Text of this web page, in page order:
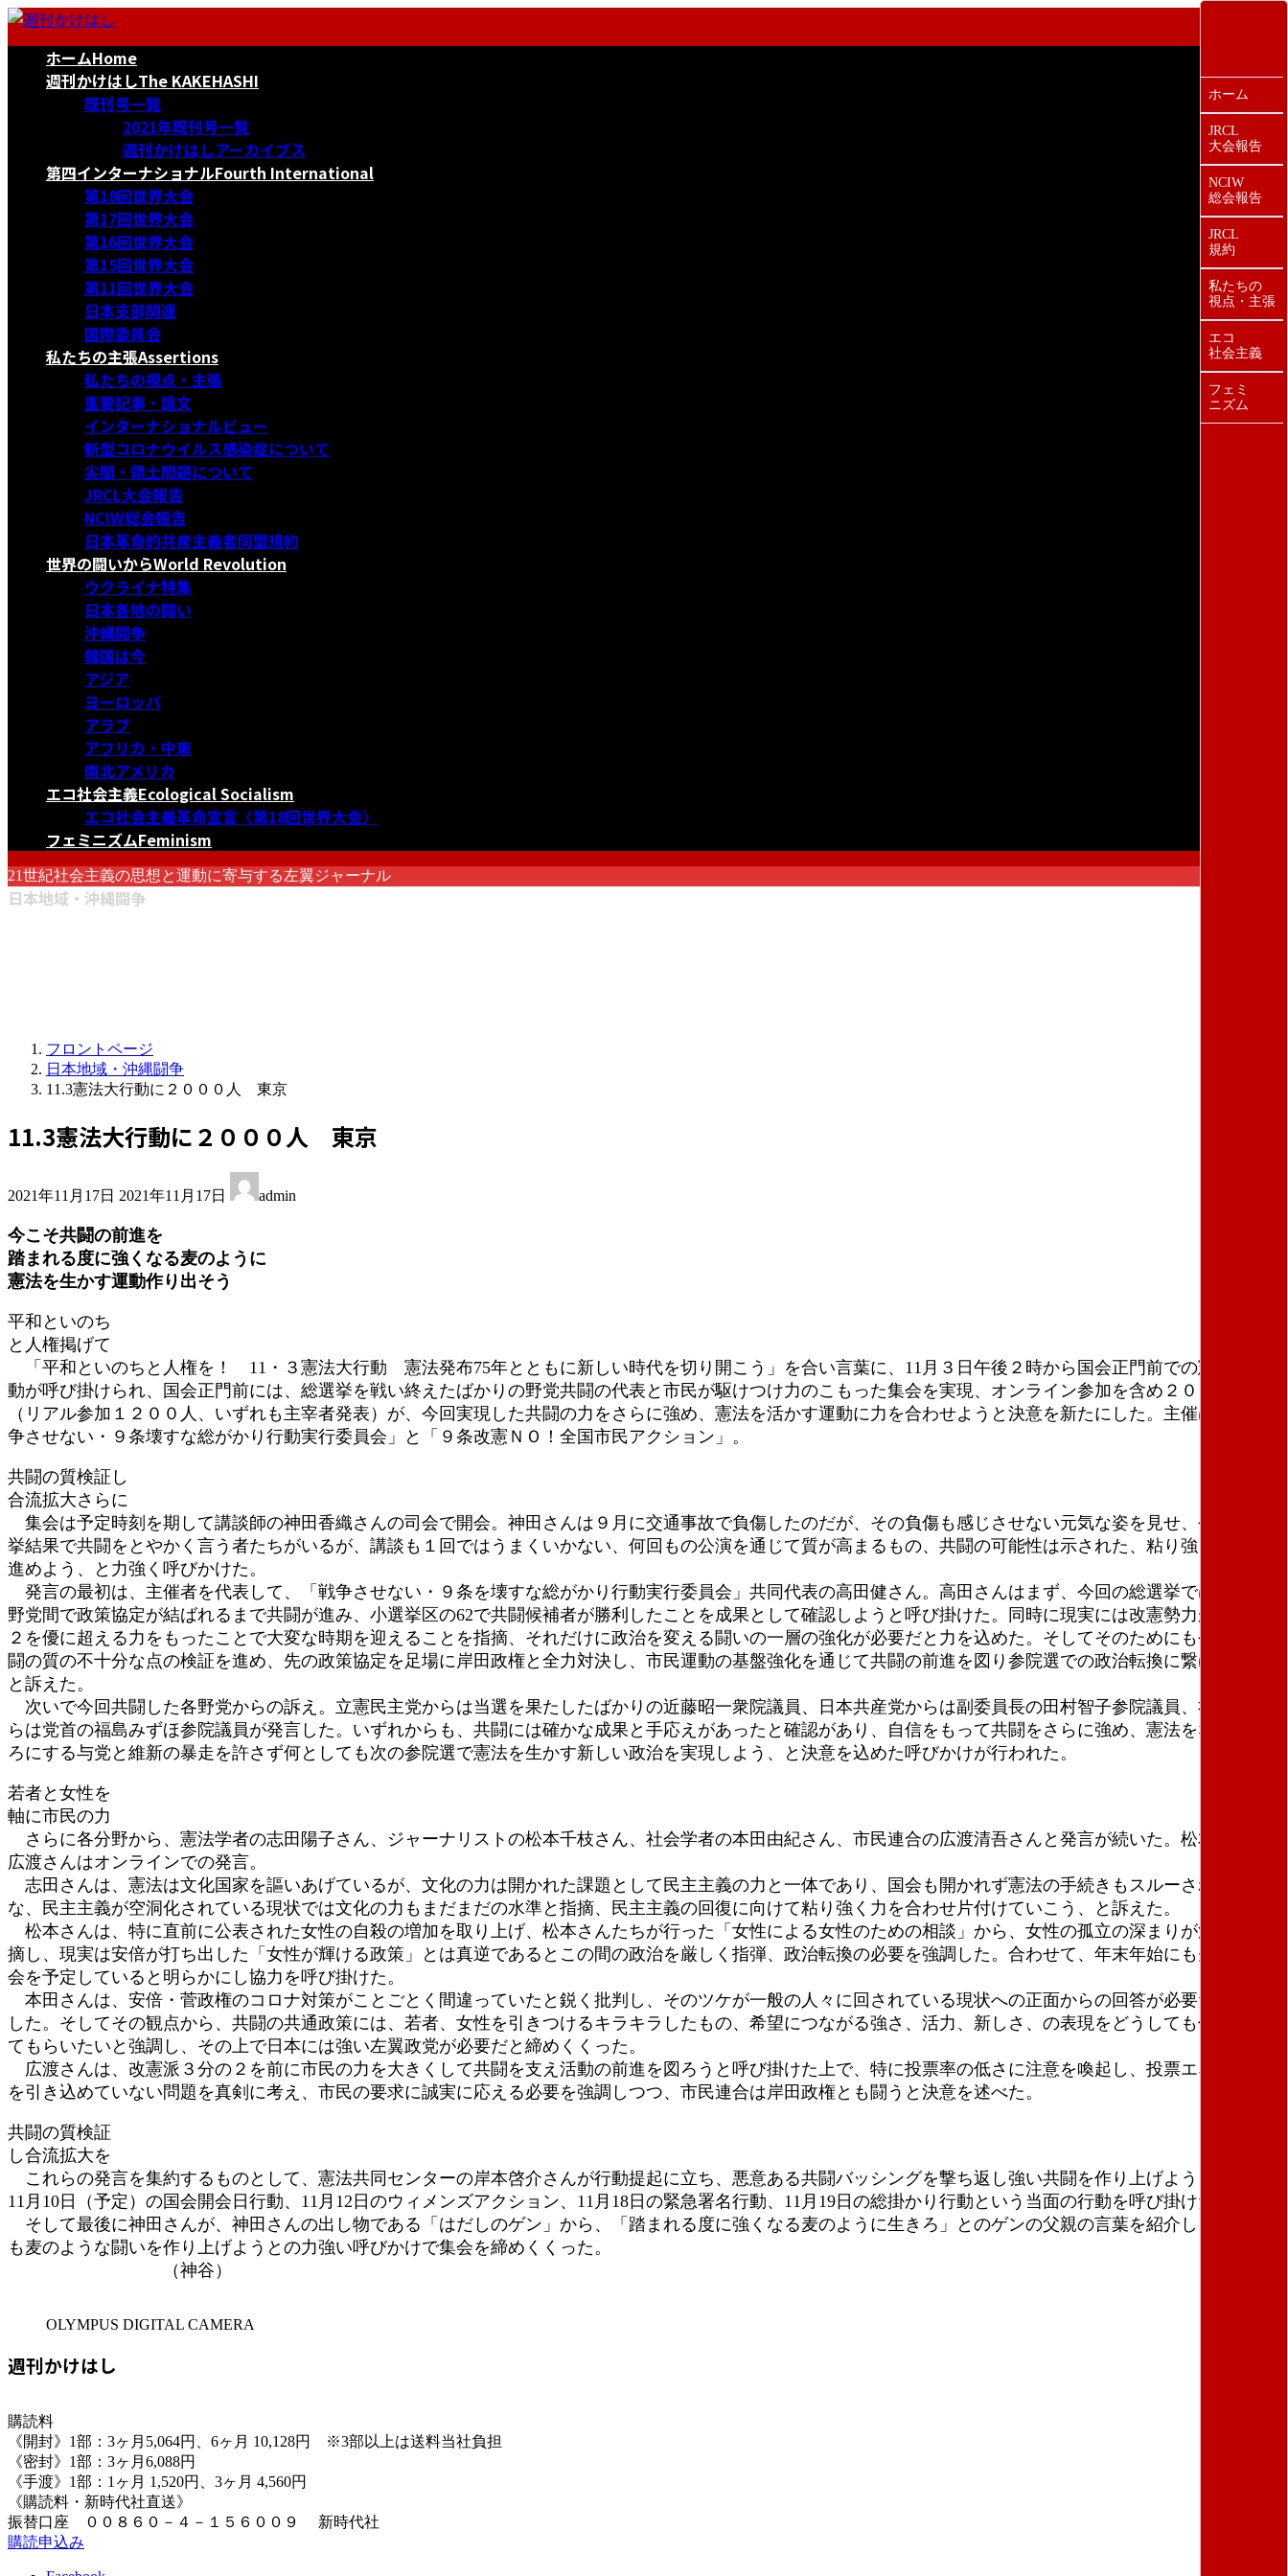
コ
ナ
ホームHome
週刊かけはしThe KAKEHASHI
既刊号一覧
2021年既刊号一覧
週刊かけはしアーカイブス
第四インターナショナルFourth International
第18回世界大会
第17回世界大会
第16回世界大会
第15回世界大会
第11回世界大会
日本支部関連
国際委員会
私たちの主張Assertions
私たちの視点・主張
重要記事・論文
インターナショナルビュー
新型コロナウイルス感染症について
尖閣・領土問題について
JRCL大会報告
NCIW総会報告
日本革命的共産主義者同盟規約
世界の闘いからWorld Revolution
ウクライナ特集
日本各地の闘い
沖縄闘争
韓国は今
アジア
ヨーロッパ
アラブ
アフリカ・中東
南北アメリカ
エコ社会主義Ecological Socialism
エコ社会主義革命宣言〈第18回世界大会〉
フェミニズムFeminism
21世紀社会主義の思想と運動に寄与する左翼ジャーナル
日本地域・沖縄闘争
フロントページ
日本地域・沖縄闘争
11.3憲法大行動に２０００人 東京
11.3憲法大行動に２０００人 東京
2021年11月17日 終
新
日
時
2021年11月17日 admin
今こそ共闘の前進を
踏まれる度に強くなる麦のように
憲法を生かす運動作り出そう
平和といのち
と人権掲げて
「平和といのちと人権を！ 11・３憲法大行動 憲法発布75年とともに新しい時代を切り開こう」を合い言葉に、11月３日午後２時から国会正門前での憲法大行
動が呼び掛けられ、国会正門前には、総選挙を戦い終えたばかりの野党共闘の代表と市民が駆けつけ力のこもった集会を実現、オンライン参加を含め２０００人
（リアル参加１２００人、いずれも主宰者発表）が、今回実現した共闘の力をさらに強め、憲法を活かす運動に力を合わせようと決意を新たにした。主催は、「戦
争させない・９条壊すな総がかり行動実行委員会」と「９条改憲ＮＯ！全国市民アクション」。
共闘の質検証し
合流拡大さらに
集会は予定時刻を期して講談師の神田香織さんの司会で開会。神田さんは９月に交通事故で負傷したのだが、その負傷も感じさせない元気な姿を見せ、今回の選
挙結果で共闘をとやかく言う者たちがいるが、講談も１回ではうまくいかない、何回もの公演を通じて質が高まるもの、共闘の可能性は示された、粘り強く運動を
進めよう、と力強く呼びかけた。
発言の最初は、主催者を代表して、「戦争させない・９条を壊すな総がかり行動実行委員会」共同代表の高田健さん。高田さんはまず、今回の総選挙では市民と
野党間で政策協定が結ばれるまで共闘が進み、小選挙区の62で共闘候補者が勝利したことを成果として確認しようと呼び掛けた。同時に現実には改憲勢力が３分の
２を優に超える力をもったことで大変な時期を迎えることを指摘、それだけに政治を変える闘いの一層の強化が必要だと力を込めた。そしてそのためにも今回の共
闘の質の不十分な点の検証を進め、先の政策協定を足場に岸田政権と全力対決し、市民運動の基盤強化を通じて共闘の前進を図り参院選での政治転換に繋げよう、
と訴えた。
次いで今回共闘した各野党からの訴え。立憲民主党からは当選を果たしたばかりの近藤昭一衆院議員、日本共産党からは副委員長の田村智子参院議員、社民党か
らは党首の福島みずほ参院議員が発言した。いずれからも、共闘には確かな成果と手応えがあったと確認があり、自信をもって共闘をさらに強め、憲法をないがし
ろにする与党と維新の暴走を許さず何としても次の参院選で憲法を生かす新しい政治を実現しよう、と決意を込めた呼びかけが行われた。
若者と女性を
軸に市民の力
さらに各分野から、憲法学者の志田陽子さん、ジャーナリストの松本千枝さん、社会学者の本田由紀さん、市民連合の広渡清吾さんと発言が続いた。松本さんと
広渡さんはオンラインでの発言。
志田さんは、憲法は文化国家を謳いあげているが、文化の力は開かれた課題として民主主義の力と一体であり、国会も開かれず憲法の手続きもスルーされるよう
な、民主主義が空洞化されている現状では文化の力もまだまだの水準と指摘、民主主義の回復に向けて粘り強く力を合わせ片付けていこう、と訴えた。
松本さんは、特に直前に公表された女性の自殺の増加を取り上げ、松本さんたちが行った「女性による女性のための相談」から、女性の孤立の深まりが深刻と指
摘し、現実は安倍が打ち出した「女性が輝ける政策」とは真逆であるとこの間の政治を厳しく指弾、政治転換の必要を強調した。合わせて、年末年始にも先の相談
会を予定していると明らかにし協力を呼び掛けた。
本田さんは、安倍・菅政権のコロナ対策がことごとく間違っていたと鋭く批判し、そのツケが一般の人々に回されている現状への正面からの回答が必要だと力説
した。そしてその観点から、共闘の共通政策には、若者、女性を引きつけるキラキラしたもの、希望につながる強さ、活力、新しさ、の表現をどうしても付け加え
てもらいたいと強調し、その上で日本には強い左翼政党が必要だと締めくくった。
広渡さんは、改憲派３分の２を前に市民の力を大きくして共闘を支え活動の前進を図ろうと呼び掛けた上で、特に投票率の低さに注意を喚起し、投票エネルギー
を引き込めていない問題を真剣に考え、市民の要求に誠実に応える必要を強調しつつ、市民連合は岸田政権とも闘うと決意を述べた。
共闘の質検証
し合流拡大を
これらの発言を集約するものとして、憲法共同センターの岸本啓介さんが行動提起に立ち、悪意ある共闘バッシングを撃ち返し強い共闘を作り上げようと訴え、
11月10日（予定）の国会開会日行動、11月12日のウィメンズアクション、11月18日の緊急署名行動、11月19日の総掛かり行動という当面の行動を呼び掛けた。
そして最後に神田さんが、神田さんの出し物である「はだしのゲン」から、「踏まれる度に強くなる麦のように生きろ」とのゲンの父親の言葉を紹介し、私たち
も麦のような闘いを作り上げようとの力強い呼びかけで集会を締めくくった。
（神谷）
OLYMPUS DIGITAL CAMERA
週刊かけはし
購読料
《開封》1部：3ヶ月5,064円、6ヶ月 10,128円 ※3部以上は送料当社負担
《密封》1部：3ヶ月6,088円
《手渡》1部：1ヶ月 1,520円、3ヶ月 4,560円
《購読料・新時代社直送》
振替口座 ００８６０－４－１５６００９ 新時代社
購読申込み
ホーム
JRCL
大会報告
NCIW
総会報告
JRCL
規約
私たちの
視点・主張
エコ
社会主義
フェミ
ニズム